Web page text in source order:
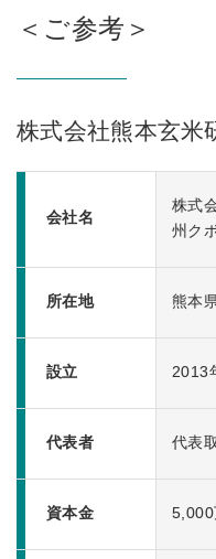
＜ご参考＞
株式会社熊本玄米
会社名
株式
州ク
所在地 熊本
設立 2013
代表者 代表
資本金 5,000